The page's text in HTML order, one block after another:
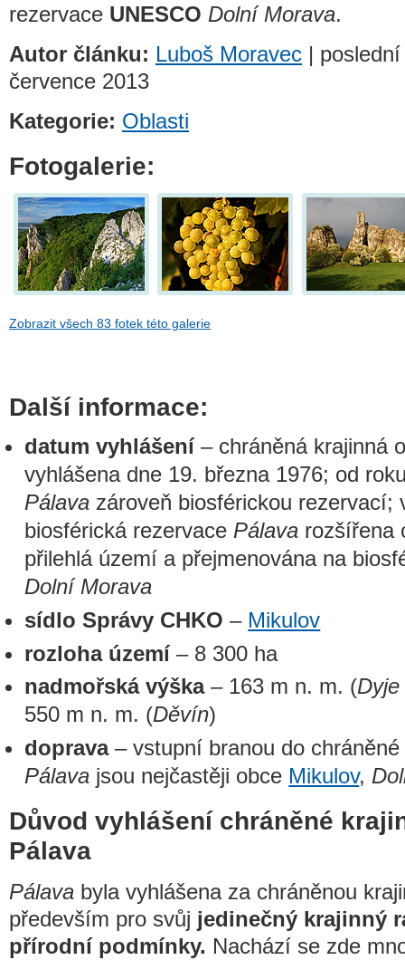
rezervace UNESCO Dolní Morava.
Autor článku: Luboš Moravec |
července 2013
Kategorie: Oblasti
Fotogalerie:
Zobrazit všech 83 fotek této galerie
Další informace:
datum vyhlášení– chráněná krajinná
vyhlášena dne 19. března 1976; od
Pálava zároveň biosférickou rezervací;
biosférická rezervace Pálava rozšířena
přilehlá území a přejmenována na
Dolní Morava
sídlo Správy CHKO – Mikulov
rozloha území– 8 300 ha
nadmořská výška– 163 m n. m. (
550 m n. m. (Děvín)
doprava– vstupní branou do chráněné
Pálava jsou nejčastěji obce Mikulov,
Důvod vyhlášení chráněné
Pálava
Pálava byla vyhlášena za chráněnou
především pro svůj jedinečný krajinný
přírodní podmínky. Nachází se zde